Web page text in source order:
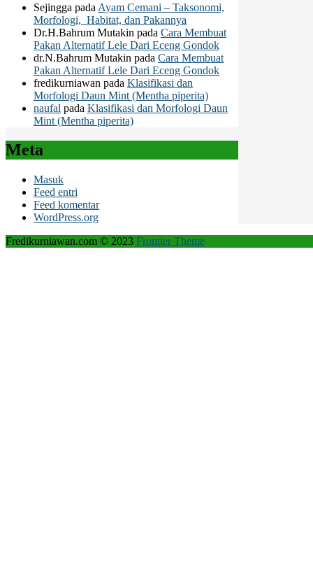
Sejingga pada Ayam Cemani – Taksonomi,
Morfologi, Habitat, dan Pakannya
Dr.H.Bahrum Mutakin pada Cara Membuat
Pakan Alternatif Lele Dari Eceng Gondok
dr.N.Bahrum Mutakin pada Cara Membuat
Pakan Alternatif Lele Dari Eceng Gondok
fredikurniawan pada Klasifikasi dan
Morfologi Daun Mint (Mentha piperita)
naufal pada Klasifikasi dan Morfologi Daun
Mint (Mentha piperita)
Meta
Masuk
Feed entri
Feed komentar
WordPress.org
Fredikurniawan.com © 2023 Frontier Theme